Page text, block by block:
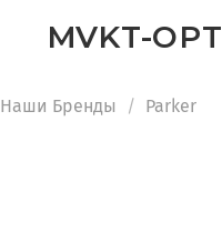
MVKT-OPT
Наши Бренды Parker